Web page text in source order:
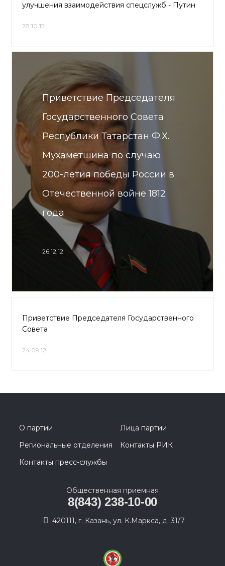
улучшения взаимодействия спецслужб - Путин
28.10.15
Приветствие Председателя
Государственного Совета
Республики Татарстан Ф.Х.
Мухаметшина по случаю
200-летия победы России в
Отечественной войне 1812
года
26.12.12
Приветствие Председателя Государственного
Совета
24.09.12
О партии
Лица партии
Региональные отделения
Контакты РИК
Контакты пресс-службы
Общественная приемная
8(843) 238-10-00
420111, г. Казань, ул. К.Маркса, д. 31/7